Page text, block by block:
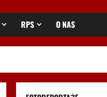
RPS O NAS